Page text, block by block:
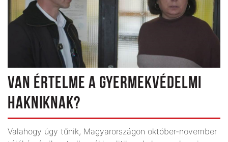
VAN ÉRTELME A GYERMEKVÉDELMI
HAKNIKNAK?
Valahogy úgy tűnik, Magyarországon október-november